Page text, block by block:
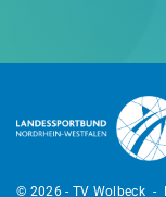
© 2026 - TV Wolbeck -